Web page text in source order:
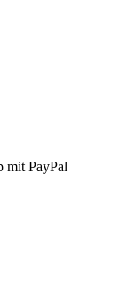
mit PayPal